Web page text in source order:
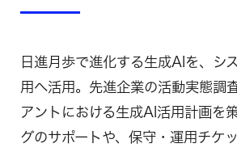
日進月歩で進化する生成AIを、シ
用へ活用。先進企業の活動実態調
アントにおける生成AI活用計画を
グのサポートや、保守・運用チケ